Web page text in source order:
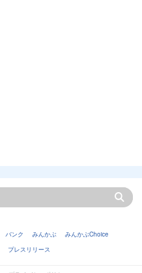
バンク みんかぶ
みんかぶChoice
プレスリリース